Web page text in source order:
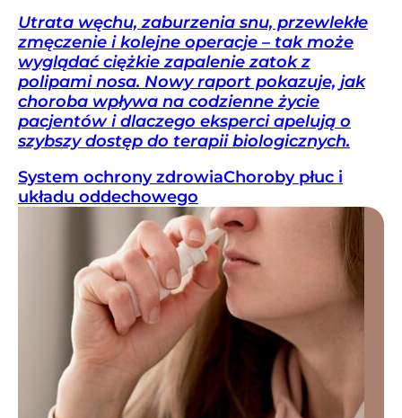
Utrata węchu, zaburzenia snu, przewlekłe
zmęczenie i kolejne operacje – tak może
wyglądać ciężkie zapalenie zatok z
polipami nosa. Nowy raport pokazuje, jak
choroba wpływa na codzienne życie
pacjentów i dlaczego eksperci apelują o
szybszy dostęp do terapii biologicznych.
System ochrony zdrowiaChoroby płuc i
układu oddechowego